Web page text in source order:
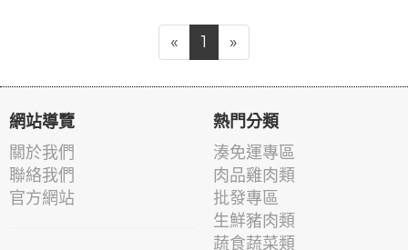
« 1 »
網站導覽
關於我們
聯絡我們
官方網站
熱門分類
湊免運專區
肉品雞肉類
批發專區
生鮮豬肉類
蔬食蔬菜類